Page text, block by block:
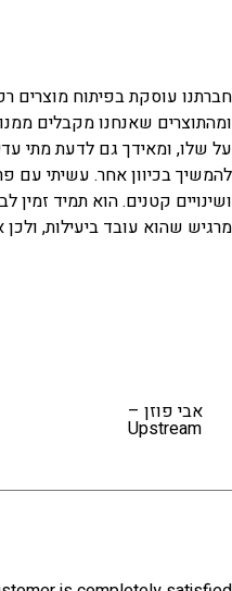
חברתנו עוסקת בפיתוח מוצרים
ומהתוצרים שאנחנו מקבלים
על שלו, ומאידך גם לדעת מתי
להמשיך בכיוון אחר. עשיתי עם
ושינויים קטנים. הוא תמיד
מרגיש שהוא עובד ביעילות, ולכן
אבי פוזן –
Upstream